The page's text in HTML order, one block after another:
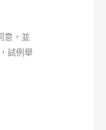
意，並
試例舉